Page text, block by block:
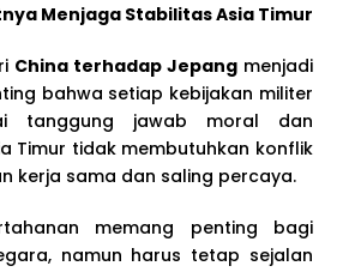
Menjaga Stabilitas Asia Timur
China terhadap Jepang menjadi
bahwa setiap kebijakan militer
tanggung jawab moral dan
Timur tidak membutuhkan konflik
kerja sama dan saling percaya.
memang penting bagi
namun harus tetap sejalan